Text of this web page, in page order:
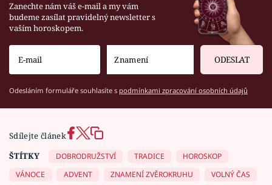
Zanechte nám váš e-mail a my vám
budeme zasílat pravidelný newsletter s
vaším horoskopem.
ODESLAT
Odesláním formuláře souhlasíte s podmínkami zpracování osobních údajů
Sdílejte článek
ŠTÍTKY
DOBRODRUŽSTVÍ TRADICE
HOROSKOP
VÁNOCE
ADVENT ZNAMENÍ ZVĚROKRUHU
VOLNÝ ČAS